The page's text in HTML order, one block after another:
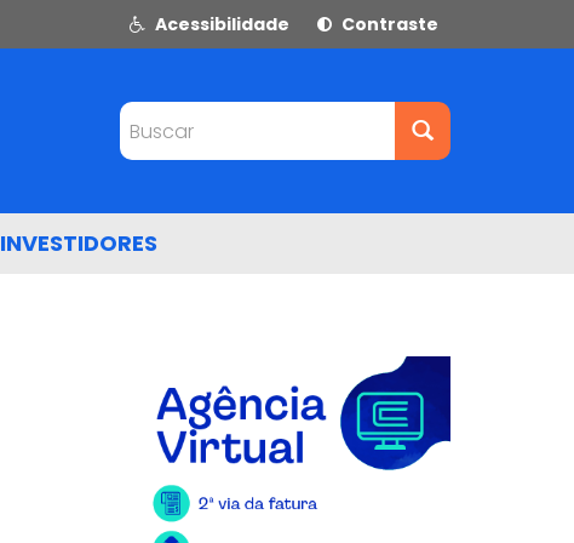
Acessibilidade Contraste
Buscar
INVESTIDORES